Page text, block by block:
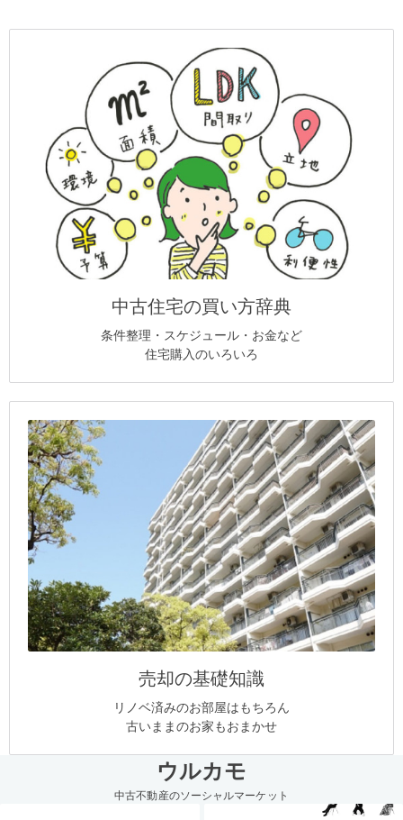
中古住宅の買い方辞典
条件整理・スケジュール・お金など
住宅購入のいろいろ
売却の基礎知識
リノベ済みのお部屋はもちろん
古いままのお家もおまかせ
ウルカモ
中古不動産のソーシャルマーケット